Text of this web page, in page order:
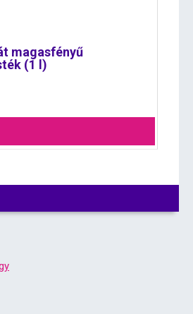
magasfényű
(1 l)